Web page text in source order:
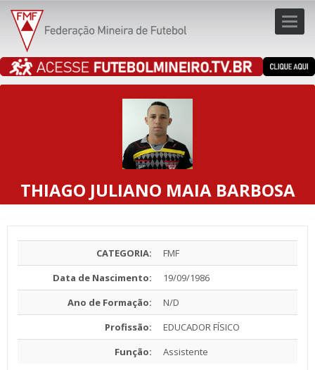
THIAGO JULIANO MAIA BARBOSA
CATEGORIA:
FMF
Data de Nascimento:
19/09/1986
Ano de Formação:
N/D
Profissão:
EDUCADOR FÍSICO
Função:
Assistente